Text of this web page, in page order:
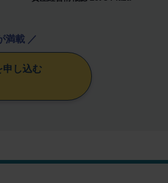
満載 ／
申し込む